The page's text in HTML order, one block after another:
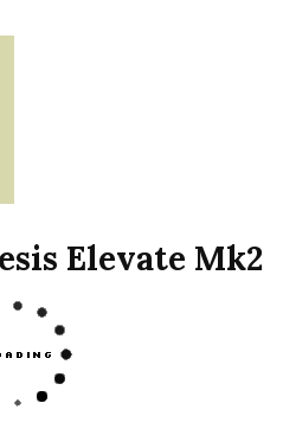
Elevate Mk2